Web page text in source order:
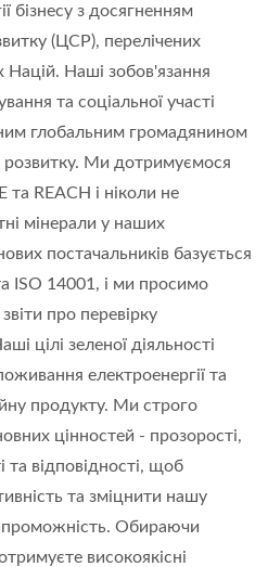
бізнесу з досягненням
(ЦСР), перелічених
Наші зобов'язання
та соціальної участі
глобальним громадянином
розвитку. Ми дотримуємося
REACH і ніколи не
мінерали у наших
постачальників базується
ISO 14001, і ми просимо
про перевірку
цілі зеленої діяльності
електроенергії та
продукту. Ми строго
цінностей - прозорості,
та відповідності, щоб
та зміцнити нашу
Обираючи
високоякісні